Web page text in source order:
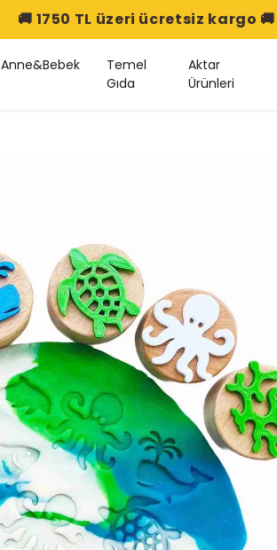
Anne&Bebek
Temel
Gıda
Aktar
Ürünleri